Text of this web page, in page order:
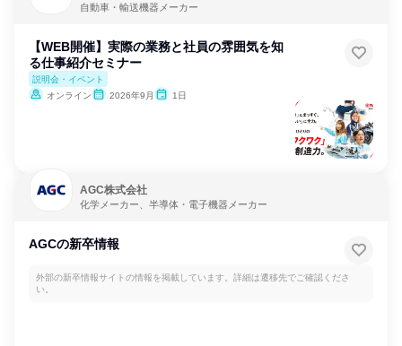
自動車・輸送機器メーカー
【WEB開催】実際の業務と社員の雰囲気を知
る仕事紹介セミナー
説明会・イベント
オンライン
2026年9月 1日
AGC株式会社
化学メーカー、半導体・電子機器メーカー
AGCの新卒情報
外部の新卒情報サイトの情報を掲載しています。詳細は遷移先でご確認くださ
い。